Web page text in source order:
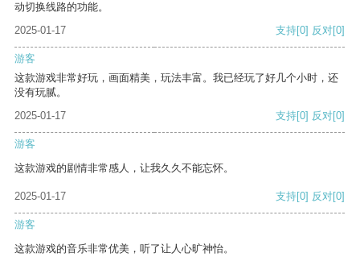
动切换线路的功能。
2025-01-17
支持[0] 反对[0]
游客
这款游戏非常好玩，画面精美，玩法丰富。我已经玩了好几个小时，还
没有玩腻。
2025-01-17
支持[0] 反对[0]
游客
这款游戏的剧情非常感人，让我久久不能忘怀。
2025-01-17 支持[0] 反对[0]
游客
这款游戏的音乐非常优美，听了让人心旷神怡。